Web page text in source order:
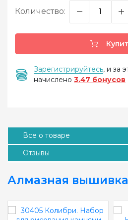
Количество:
Зарегистрируйтесь, и за
начислено 3.47 бонусов
Все о товаре
Отзывы
Алмазная вышивка